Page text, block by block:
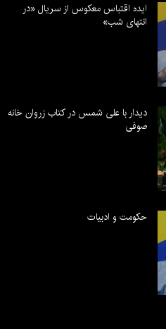
ایده اقتباس معکوس از سریال «در
انتهای شب»
دیدار با علی شمس در کتاب زروان خانه
صوفی
حکومت و ادبیات